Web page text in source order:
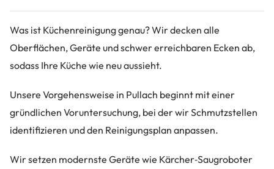
Was ist Küchenreinigung genau? Wir decken alle
Oberflächen, Geräte und schwer erreichbaren Ecken ab,
sodass Ihre Küche wie neu aussieht.
Unsere Vorgehensweise in Pullach beginnt mit einer
gründlichen Voruntersuchung, bei der wir Schmutzstellen
identifizieren und den Reinigungsplan anpassen.
Wir setzen modernste Geräte wie Kärcher‑Saugroboter